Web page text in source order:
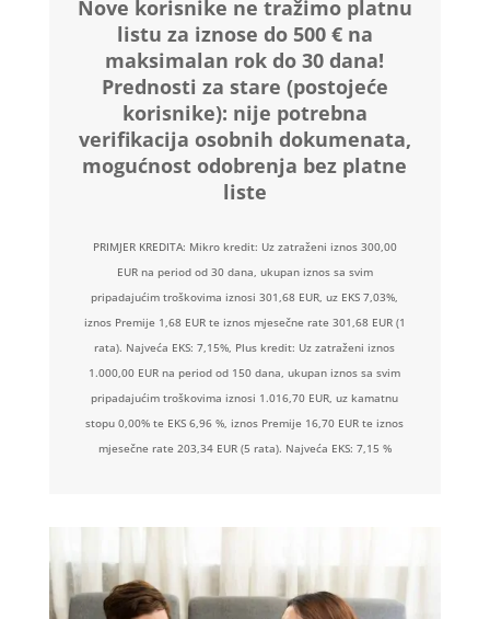
Nove korisnike ne tražimo platnu
listu za iznose do 500 € na
maksimalan rok do 30 dana!
Prednosti za stare (postojeće
korisnike): nije potrebna
verifikacija osobnih dokumenata,
mogućnost odobrenja bez platne
liste
PRIMJER KREDITA: Mikro kredit: Uz zatraženi iznos 300,00
EUR na period od 30 dana, ukupan iznos sa svim
pripadajućim troškovima iznosi 301,68 EUR, uz EKS 7,03%,
iznos Premije 1,68 EUR te iznos mjesečne rate 301,68 EUR (1
rata). Najveća EKS: 7,15%, Plus kredit: Uz zatraženi iznos
1.000,00 EUR na period od 150 dana, ukupan iznos sa svim
pripadajućim troškovima iznosi 1.016,70 EUR, uz kamatnu
stopu 0,00% te EKS 6,96 %, iznos Premije 16,70 EUR te iznos
mjesečne rate 203,34 EUR (5 rata). Najveća EKS: 7,15 %